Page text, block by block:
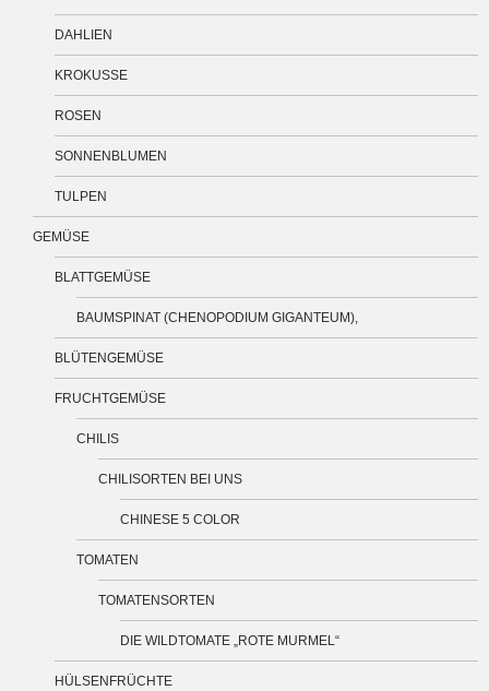
DAHLIEN
KROKUSSE
ROSEN
SONNENBLUMEN
TULPEN
GEMÜSE
BLATTGEMÜSE
BAUMSPINAT (CHENOPODIUM GIGANTEUM),
BLÜTENGEMÜSE
FRUCHTGEMÜSE
CHILIS
CHILISORTEN BEI UNS
CHINESE 5 COLOR
TOMATEN
TOMATENSORTEN
DIE WILDTOMATE „ROTE MURMEL“
HÜLSENFRÜCHTE